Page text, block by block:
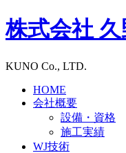
株式会社
KUNO Co., LTD.
HOME
会社概要
設備・資格
施工実績
WJ技術